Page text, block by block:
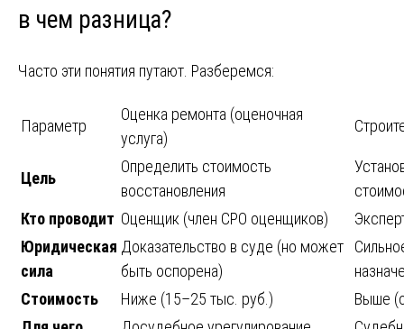
в чем разница?
Часто эти понятия путают. Разберемся:
Параметр
Оценка ремонта (оценочная
услуга)
Цель
Определить стоимость
восстановления
Кто проводит Оценщик (член СРО оценщиков)
Юридическая
сила
Доказательство в суде (но может
быть оспорена)
Стоимость
Ниже (15–25 тыс. руб.)
Выше